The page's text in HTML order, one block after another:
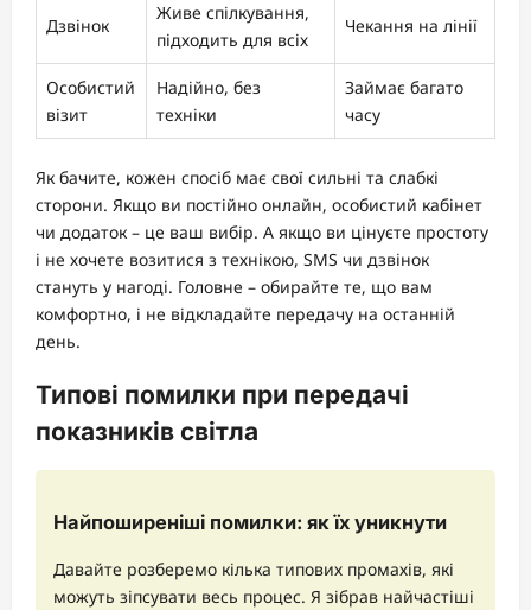
Дзвінок
Живе спілкування,
підходить для всіх
Чекання на лінії
Особистий
візит
Надійно, без
техніки
Займає багато
часу
Як бачите, кожен спосіб має свої сильні та слабкі
сторони. Якщо ви постійно онлайн, особистий кабінет
чи додаток – це ваш вибір. А якщо ви цінуєте простоту
і не хочете возитися з технікою, SMS чи дзвінок
стануть у нагоді. Головне – обирайте те, що вам
комфортно, і не відкладайте передачу на останній
день.
Типові помилки при передачі
показників світла
Найпоширеніші помилки: як їх уникнути
Давайте розберемо кілька типових промахів, які
можуть зіпсувати весь процес. Я зібрав найчастіші